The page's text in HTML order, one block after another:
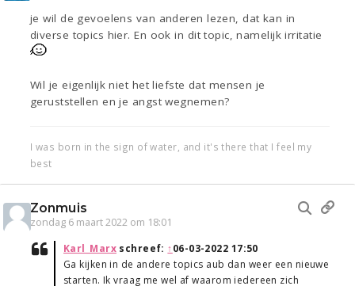
je wil de gevoelens van anderen lezen, dat kan in
diverse topics hier. En ook in dit topic, namelijk irritatie
Wil je eigenlijk niet het liefste dat mensen je
geruststellen en je angst wegnemen?
I was born in the sign of water, and it's there that I feel my
best
Zonmuis
zondag 6 maart 2022 om 18:01
Karl_Marxschreef: ↑06-03-2022 17:50
Ga kijken in de andere topics aub dan weer een nieuwe
starten. Ik vraag me wel af waarom iedereen zich